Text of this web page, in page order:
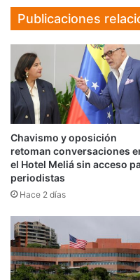
Publicaciones
Chavismo y oposición
retoman conversaciones
el Hotel Meliá sin acceso
periodistas
Hace 2 días